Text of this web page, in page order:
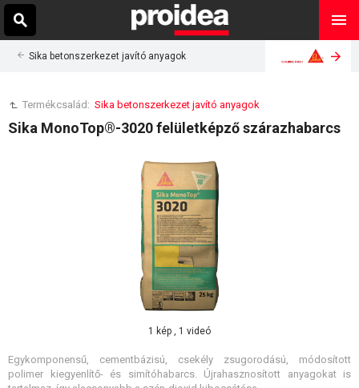
Sika betonszerkezet javító anyagok
Termékcsalád: Sika betonszerkezet javító anyagok
Sika MonoTop®-3020 felületképző szárazhabarcs
1 kép , 1 videó
Egykomponensű, cementbázisú, csekély zsugorodású, módosított
polimer kiegyenlítő- és simítóhabarcs. Újrahasznosított anyagokat is